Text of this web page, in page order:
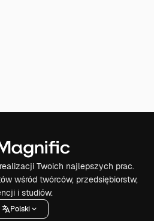
Twoich najlepszych prac.
wśród twórców, przedsiębiorstw,
i studiów.
Polski